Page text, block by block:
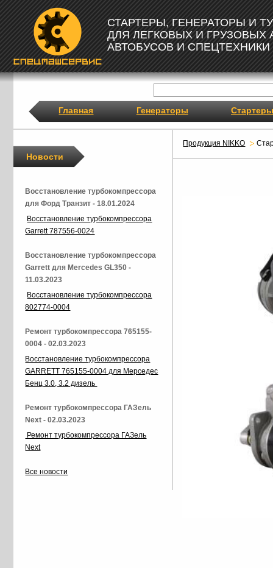
СТАРТЕРЫ, ГЕНЕРАТОРЫ И
ДЛЯ ЛЕГКОВЫХ И ГРУЗОВЫХ
АВТОБУСОВ И СПЕЦТЕХНИКИ
Главная Генераторы Стартеры
Продукция NIKKO
Новости
Восстановление турбокомпрессора
для Форд Транзит - 18.01.2024
Восстановление турбокомпрессора
Garrett 787556-0024
Восстановление турбокомпрессора
Garrett для Mercedes GL350 -
11.03.2023
Восстановление турбокомпрессора
802774-0004
Ремонт турбокомпрессора 765155-
0004 - 02.03.2023
Восстановление турбокомпрессора
GARRETT 765155-0004 для Мерседес
Бенц 3.0, 3.2 дизель
Ремонт турбокомпрессора ГАЗель
Next - 02.03.2023
Ремонт турбокомпрессора ГАЗель
Next
Все новости